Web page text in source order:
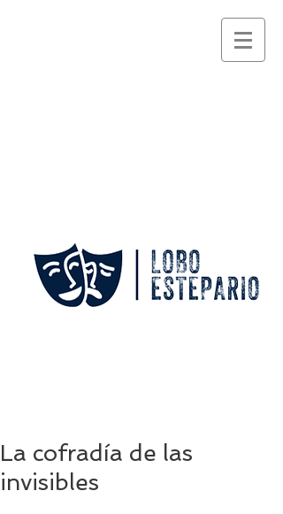
La cofradía de las
invisibles